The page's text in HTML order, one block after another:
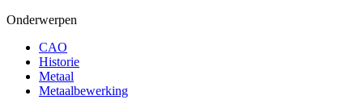
Onderwerpen
CAO
Historie
Metaal
Metaalbewerking